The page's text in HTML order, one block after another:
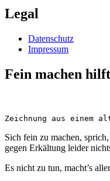
Legal
Datenschutz
Impressum
Fein machen
Zeichnung aus einem
Sich fein zu machen,
gegen Erkältung leider
Es nicht zu tun, macht’s